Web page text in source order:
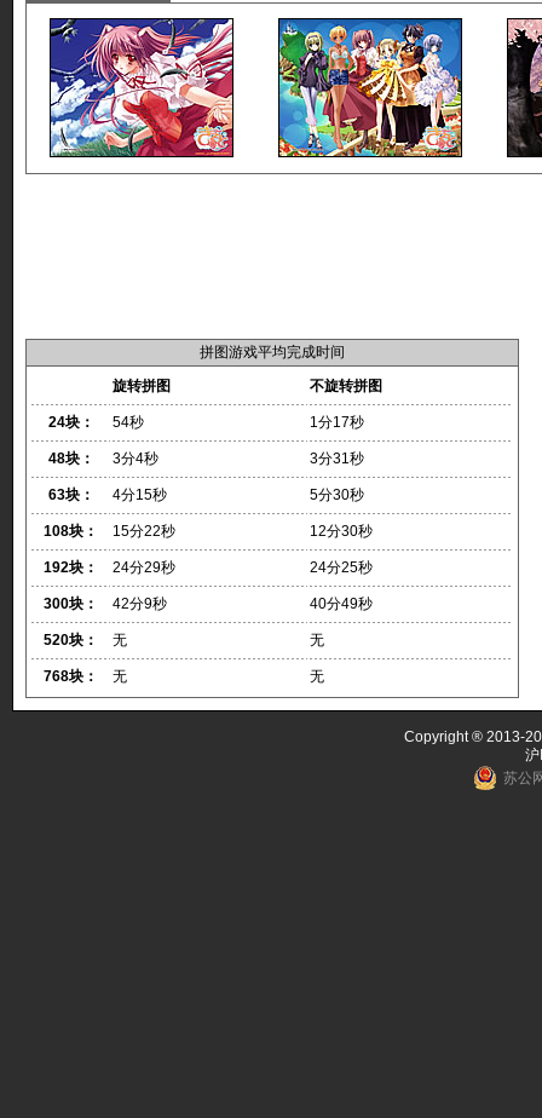
拼图游戏平均完成时间
旋转拼图
不旋转拼图
24块： 54秒 1分17秒
48块： 3分4秒 3分31秒
63块： 4分15秒 5分30秒
108块： 15分22秒 12分30秒
192块： 24分29秒 24分25秒
300块： 42分9秒 40分49秒
520块： 无 无
768块： 无 无
Copyright ® 2013-
苏公